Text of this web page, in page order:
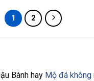
1 2
Bành hay Mộ đá không